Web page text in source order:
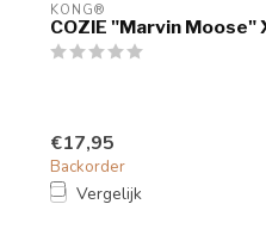
KONG®
COZIE "Marvin Moose"
€17,95
Backorder
Vergelijk